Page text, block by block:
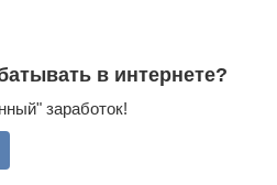
в интернете?
заработок!